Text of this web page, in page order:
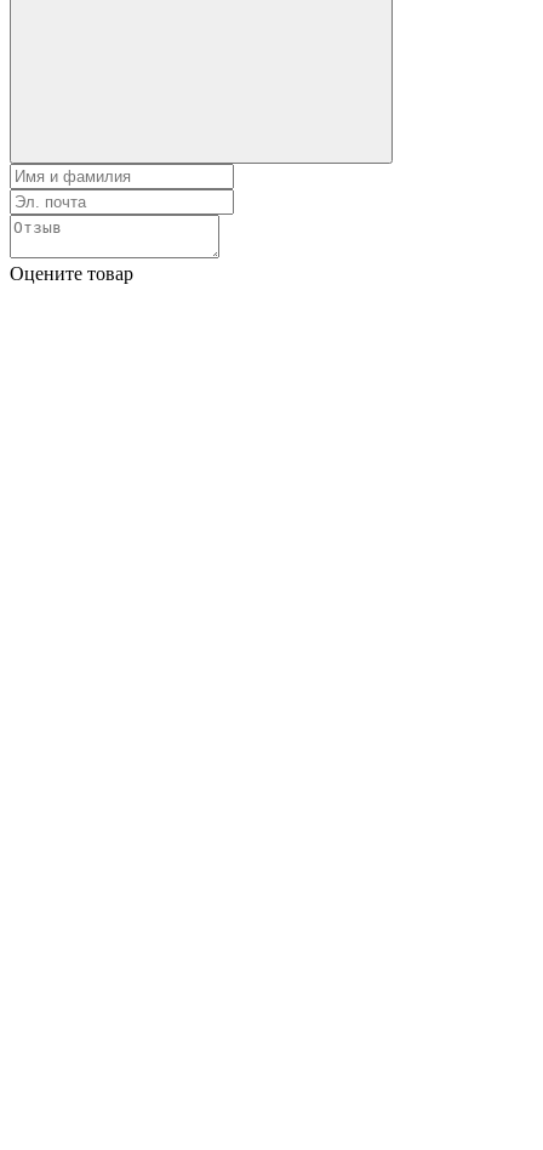
Оцените товар